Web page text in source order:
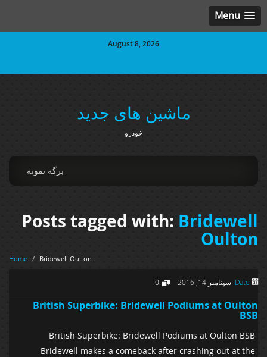
Menu
August 8, 2026
ماشین های جدید
خودرو
برگه نمونه
Posts tagged with:Bridewell
Oulton
Home / Bridewell Oulton
Date: سپتامبر 14, 2016 0
British Superbike: Bridewell Podiums at Oulton
BSB
British Superbike: Bridewell Podiums at Oulton BSB
Bridewell makes a comeback after crashing out at the